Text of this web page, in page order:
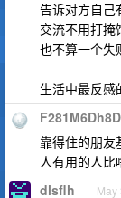
告诉对方自己
交流不用打掩
也不算一个失
生活中最反感
靠得住的朋友
人有用的人比
dlsflh May